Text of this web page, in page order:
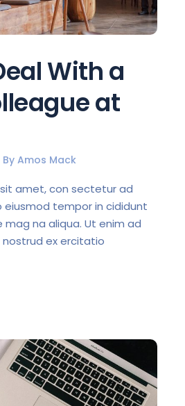
With a
at
By Amos Mack
amet, con sectetur ad
eiusmod tempor in cididunt
na aliqua. Ut enim ad
nostrud ex ercitatio